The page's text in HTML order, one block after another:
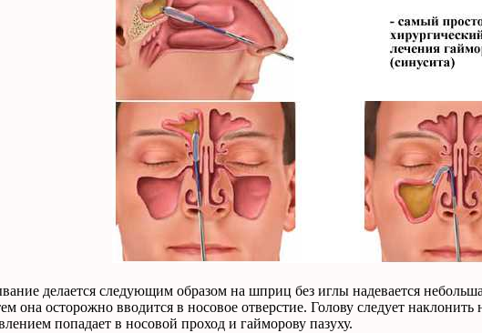
делается следующим образом на шприц без иглы надевается
она осторожно вводится в носовое отверстие. Голову следует
попадает в носовой проход и гайморову пазуху.